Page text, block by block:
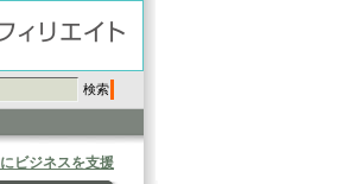
ビジネスを支援